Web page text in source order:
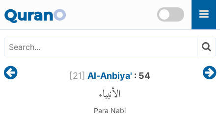
QuranO
[21] Al-Anbiya' : 54
الأنبياء
Para Nabi